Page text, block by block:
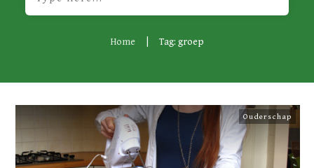
Home Tag: groep
Ouderschap